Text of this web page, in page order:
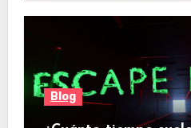
Blog